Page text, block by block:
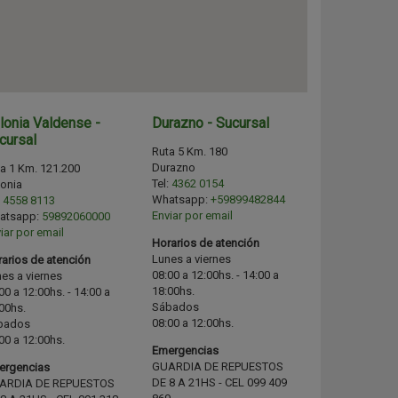
Valdense -
1 Km. 121.200
4558 8113
59892060000
por email
de atención
a viernes
a 12:00hs. - 14:00 a
a 12:00hs.
DE REPUESTOS
Durazno - Sucursal
Ruta 5 Km. 180
Durazno
Tel: 4362 0154
Whatsapp: +59899482844
Enviar por email
Horarios de atención
Lunes a viernes
08:00 a 12:00hs. - 14:00 a
18:00hs.
Sábados
08:00 a 12:00hs.
Emergencias
GUARDIA DE REPUESTOS
DE 8 A 21HS - CEL 099 409